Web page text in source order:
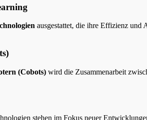
ausgestattet, die ihre Effizienz und
(Cobots) wird die Zusammenarbeit
stehen im Fokus neuer